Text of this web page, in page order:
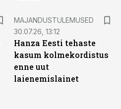
MAJANDUSTULEMUSED
30.07.26, 13:12
Hanza Eesti tehaste
kasum kolmekordistus
enne uut
laienemislainet